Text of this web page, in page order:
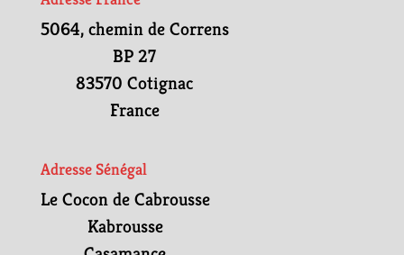
5064, chemin de Correns
BP 27
83570 Cotignac
France
Adresse Sénégal
Le Cocon de Cabrousse
Kabrousse